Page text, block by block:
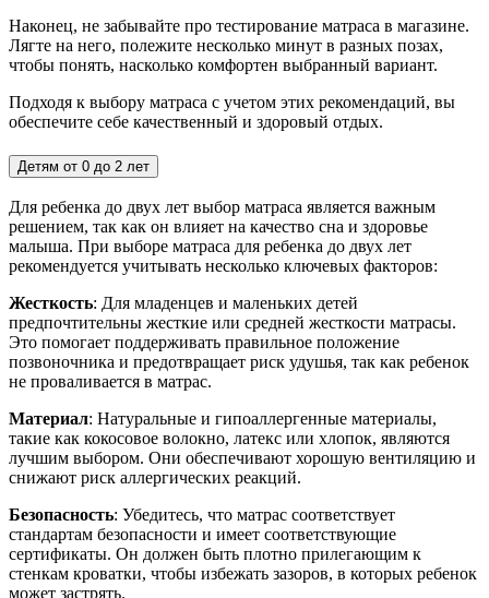
Наконец, не забывайте про тестирование матраса в магазине.
Лягте на него, полежите несколько минут в разных позах,
чтобы понять, насколько комфортен выбранный вариант.
Подходя к выбору матраса с учетом этих рекомендаций, вы
обеспечите себе качественный и здоровый отдых.
Детям от 0 до 2 лет
Для ребенка до двух лет выбор матраса является важным
решением, так как он влияет на качество сна и здоровье
малыша. При выборе матраса для ребенка до двух лет
рекомендуется учитывать несколько ключевых факторов:
Жесткость: Для младенцев и маленьких детей
предпочтительны жесткие или средней жесткости матрасы.
Это помогает поддерживать правильное положение
позвоночника и предотвращает риск удушья, так как ребенок
не проваливается в матрас.
Материал: Натуральные и гипоаллергенные материалы,
такие как кокосовое волокно, латекс или хлопок, являются
лучшим выбором. Они обеспечивают хорошую вентиляцию и
снижают риск аллергических реакций.
Безопасность: Убедитесь, что матрас соответствует
стандартам безопасности и имеет соответствующие
сертификаты. Он должен быть плотно прилегающим к
стенкам кроватки, чтобы избежать зазоров, в которых ребенок
может застрять.